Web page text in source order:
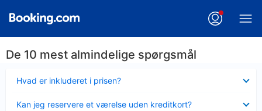
De 10 mest almindelige spørgsmål
Hvad er inkluderet i prisen?
Kan jeg reservere et værelse uden kreditkort?